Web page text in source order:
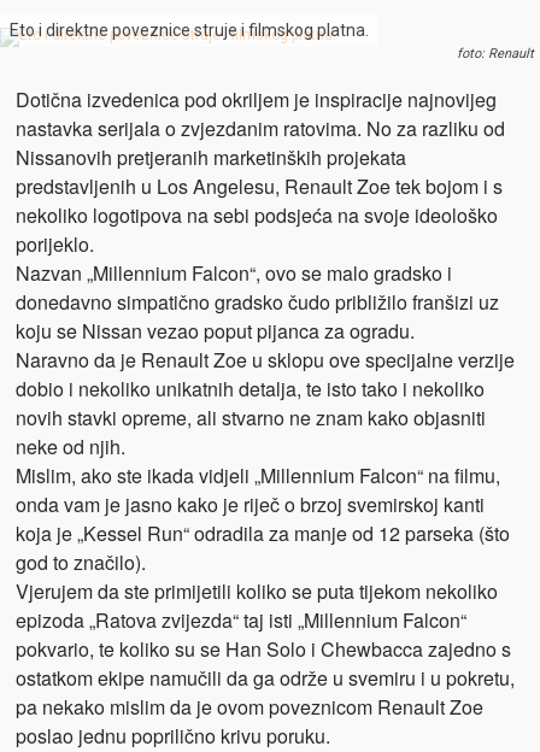
Eto i direktne poveznice struje i filmskog platna.
foto: Renault
Dotična izvedenica pod okriljem je inspiracije najnovijeg
nastavka serijala o zvjezdanim ratovima. No za razliku od
Nissanovih pretjeranih marketinških projekata
predstavljenih u Los Angelesu, Renault Zoe tek bojom i s
nekoliko logotipova na sebi podsjeća na svoje ideološko
porijeklo.
Nazvan „Millennium Falcon“, ovo se malo gradsko i
donedavno simpatično gradsko čudo približilo franšizi uz
koju se Nissan vezao poput pijanca za ogradu.
Naravno da je Renault Zoe u sklopu ove specijalne verzije
dobio i nekoliko unikatnih detalja, te isto tako i nekoliko
novih stavki opreme, ali stvarno ne znam kako objasniti
neke od njih.
Mislim, ako ste ikada vidjeli „Millennium Falcon“ na filmu,
onda vam je jasno kako je riječ o brzoj svemirskoj kanti
koja je „Kessel Run“ odradila za manje od 12 parseka (što
god to značilo).
Vjerujem da ste primijetili koliko se puta tijekom nekoliko
epizoda „Ratova zvijezda“ taj isti „Millennium Falcon“
pokvario, te koliko su se Han Solo i Chewbacca zajedno s
ostatkom ekipe namučili da ga održe u svemiru i u pokretu,
pa nekako mislim da je ovom poveznicom Renault Zoe
poslao jednu poprilično krivu poruku.